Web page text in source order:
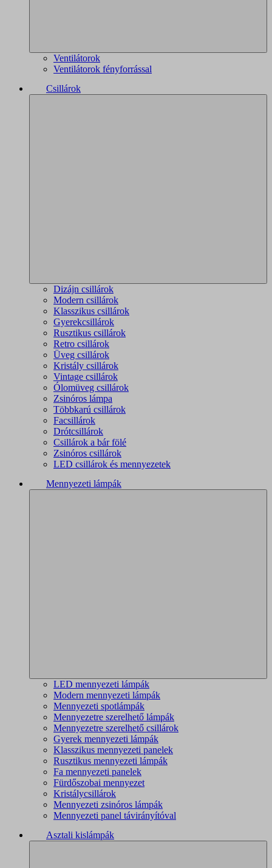
Ventilátorok
Ventilátorok fényforrással
Csillárok
Dizájn csillárok
Modern csillárok
Klasszikus csillárok
Gyerekcsillárok
Rusztikus csillárok
Retro csillárok
Üveg csillárok
Kristály csillárok
Vintage csillárok
Ólomüveg csillárok
Zsinóros lámpa
Többkarú csillárok
Facsillárok
Drótcsillárok
Csillárok a bár fölé
Zsinóros csillárok
LED csillárok és mennyezetek
Mennyezeti lámpák
LED mennyezeti lámpák
Modern mennyezeti lámpák
Mennyezeti spotlámpák
Mennyezetre szerelhető lámpák
Mennyezetre szerelhető csillárok
Gyerek mennyezeti lámpák
Klasszikus mennyezeti panelek
Rusztikus mennyezeti lámpák
Fa mennyezeti panelek
Fürdőszobai mennyezet
Kristálycsillárok
Mennyezeti zsinóros lámpák
Mennyezeti panel távirányítóval
Asztali kislámpák